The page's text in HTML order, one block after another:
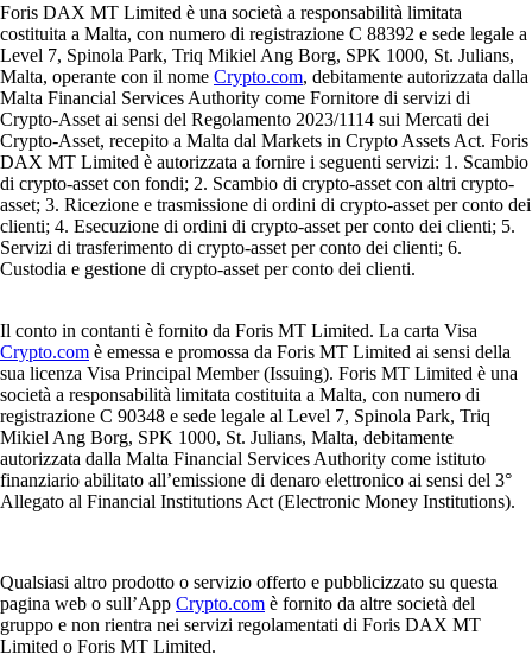
Foris DAX MT Limited è una società a responsabilità limitata
costituita a Malta, con numero di registrazione C 88392 e sede legale a
Level 7, Spinola Park, Triq Mikiel Ang Borg, SPK 1000, St. Julians,
Malta, operante con il nome Crypto.com, debitamente autorizzata dalla
Malta Financial Services Authority come Fornitore di servizi di
Crypto-Asset ai sensi del Regolamento 2023/1114 sui Mercati dei
Crypto-Asset, recepito a Malta dal Markets in Crypto Assets Act. Foris
DAX MT Limited è autorizzata a fornire i seguenti servizi: 1. Scambio
di crypto-asset con fondi; 2. Scambio di crypto-asset con altri crypto-
asset; 3. Ricezione e trasmissione di ordini di crypto-asset per conto dei
clienti; 4. Esecuzione di ordini di crypto-asset per conto dei clienti; 5.
Servizi di trasferimento di crypto-asset per conto dei clienti; 6.
Custodia e gestione di crypto-asset per conto dei clienti.
Il conto in contanti è fornito da Foris MT Limited. La carta Visa
Crypto.com è emessa e promossa da Foris MT Limited ai sensi della
sua licenza Visa Principal Member (Issuing). Foris MT Limited è una
società a responsabilità limitata costituita a Malta, con numero di
registrazione C 90348 e sede legale al Level 7, Spinola Park, Triq
Mikiel Ang Borg, SPK 1000, St. Julians, Malta, debitamente
autorizzata dalla Malta Financial Services Authority come istituto
finanziario abilitato all’emissione di denaro elettronico ai sensi del 3°
Allegato al Financial Institutions Act (Electronic Money Institutions).
Qualsiasi altro prodotto o servizio offerto e pubblicizzato su questa
pagina web o sull’App Crypto.com è fornito da altre società del
gruppo e non rientra nei servizi regolamentati di Foris DAX MT
Limited o Foris MT Limited.